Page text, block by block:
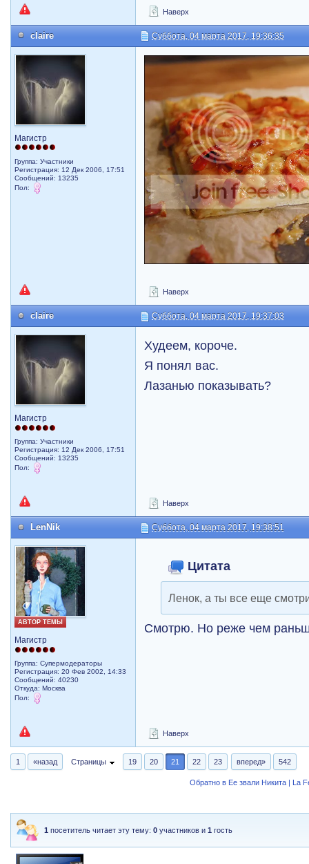
Наверх
claire Суббота, 04 марта 2017, 19:36:35
Магистр
Группа: Участники
Регистрация: 12 Дек 2006, 17:51
Сообщений: 13235
Пол:
Наверх
claire Суббота, 04 марта 2017, 19:37:03
Магистр
Группа: Участники
Регистрация: 12 Дек 2006, 17:51
Сообщений: 13235
Пол:
Худеем, короче.
Я понял вас.
Лазанью показывать?
Наверх
LenNik Суббота, 04 марта 2017, 19:38:51
АВТОР ТЕМЫ
Магистр
Группа: Супермодераторы
Регистрация: 20 Фев 2002, 14:33
Сообщений: 40230
Откуда: Москва
Пол:
Цитата
Ленок, а ты все еще
Смотрю. Но реже чем
Наверх
1 «назад Страницы 19 20 21 22 23 вперед» 542
Обратно в Ее звали Никита | La
1 посетитель читает эту тему:0 участников и1 гость